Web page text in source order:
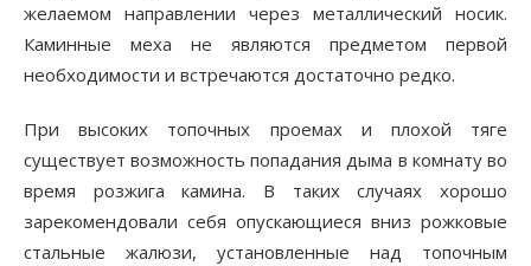
желаемом направлении через металлический носик.
Каминные меха не являются предметом первой
необходимости и встречаются достаточно редко.
При высоких топочных проемах и плохой тяге
существует возможность попадания дыма в комнату во
время розжига камина. В таких случаях хорошо
зарекомендовали себя опуска­ющиеся вниз рожковые
стальные жалюзи, установленные над то­почным